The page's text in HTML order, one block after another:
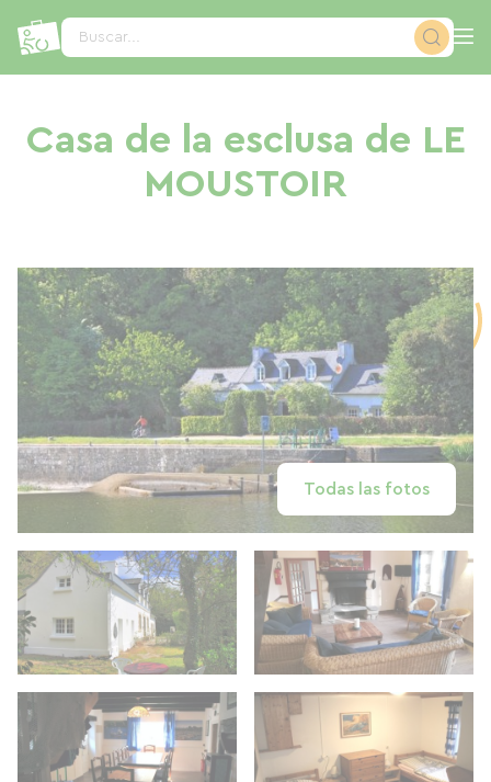
Buscar...
Casa de la esclusa de LE
MOUSTOIR
Todas las fotos
Panel de gestión de cookies